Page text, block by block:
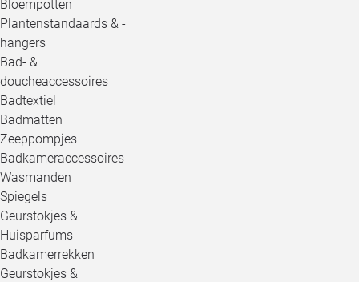
Bloempotten
Plantenstandaards & -
hangers
Bad- &
doucheaccessoires
Badtextiel
Badmatten
Zeeppompjes
Badkameraccessoires
Wasmanden
Spiegels
Geurstokjes &
Huisparfums
Badkamerrekken
Geurstokjes &